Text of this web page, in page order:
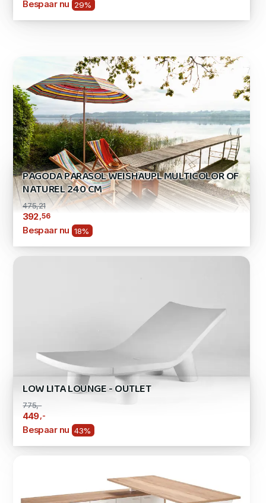
Bespaar nu 29%
PAGODA PARASOL WEISHAUPL MULTICOLOR OF
NATUREL 240 CM
475,21
392,56
Bespaar nu 18%
LOW LITA LOUNGE - OUTLET
775,-
449,-
Bespaar nu 43%